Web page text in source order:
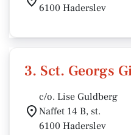
6100 Haderslev
3. Sct. Georgs
c/o. Lise Guldberg
Naffet 14 B, st.
6100 Haderslev